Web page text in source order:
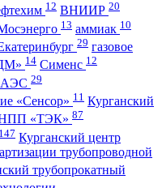
12 ВНИИР 20
13 аммиак 10
29 газовое
14 Сименс 12
АЭС 29
«Сенсор» 11 Курганский
«ТЭК» 87
147 Курганский центр
трубопроводной
трубопрокатный